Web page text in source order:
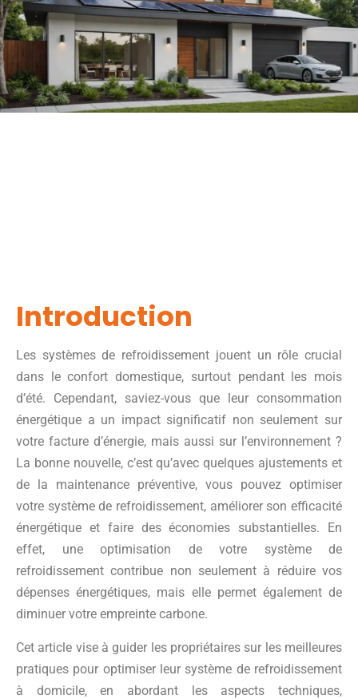
Introduction
Les systèmes de refroidissement jouent un rôle crucial
dans le confort domestique, surtout pendant les mois
d’été. Cependant, saviez-vous que leur consommation
énergétique a un impact significatif non seulement sur
votre facture d’énergie, mais aussi sur l’environnement ?
La bonne nouvelle, c’est qu’avec quelques ajustements et
de la maintenance préventive, vous pouvez optimiser
votre système de refroidissement, améliorer son efficacité
énergétique et faire des économies substantielles. En
effet, une optimisation de votre système de
refroidissement contribue non seulement à réduire vos
dépenses énergétiques, mais elle permet également de
diminuer votre empreinte carbone.
Cet article vise à guider les propriétaires sur les meilleures
pratiques pour optimiser leur système de refroidissement
à domicile, en abordant les aspects techniques,